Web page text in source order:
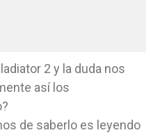
2 y la duda nos
así los
de saberlo es leyendo